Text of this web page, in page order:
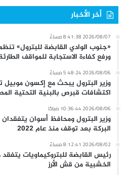
أخر الأخبار
2026/08/07 8:41:38 مساءً
«جنوب الوادي القابضة للبترول»
ورفع كفاءة الاستجابة للمواقف
2026/08/06 5:48:24 مساءً
وزير البترول يبحث مع إكسون موبيل
اكتشافات قبرص بالبنية التحتية
2026/08/06 10:36:44 صباحًا
وزير البترول ومحافظ أسوان
البركة بعد توقف منذ عام 2022
2026/08/02 8:12:41 مساءً
الخشبية من قش الأرز